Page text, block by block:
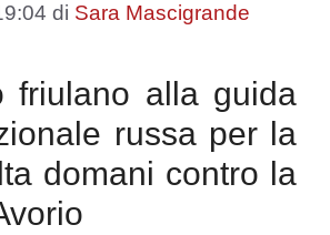
di Sara Mascigrande
friulano alla guida
russa per la
domani contro la